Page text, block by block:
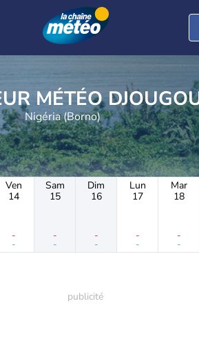
COMPARATEUR MÉTÉO
Nigéria (Borno)
Ven
14
-
-
Sam
15
-
-
Dim
16
-
-
Lun
17
-
-
Mar
18
-
-